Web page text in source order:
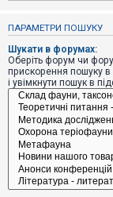
і
п
о
в
і
д
ПАРАМЕТРИ ПОШУКУ
Шукати в форумах:
Оберіть форум чи
прискорення пошуку
і увімкнути пошук в